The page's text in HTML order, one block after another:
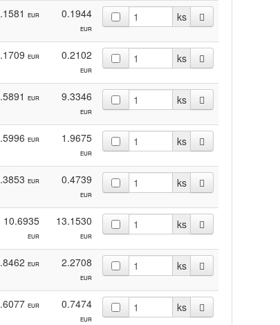
EUR 0.1944
EUR
ks
EUR 0.2102
EUR
ks
EUR 9.3346
EUR
ks
EUR 1.9675
EUR
ks
EUR 0.4739
EUR
ks
10.6935
EUR
13.1530
EUR
ks
EUR 2.2708
EUR
ks
EUR 0.7474
EUR
ks